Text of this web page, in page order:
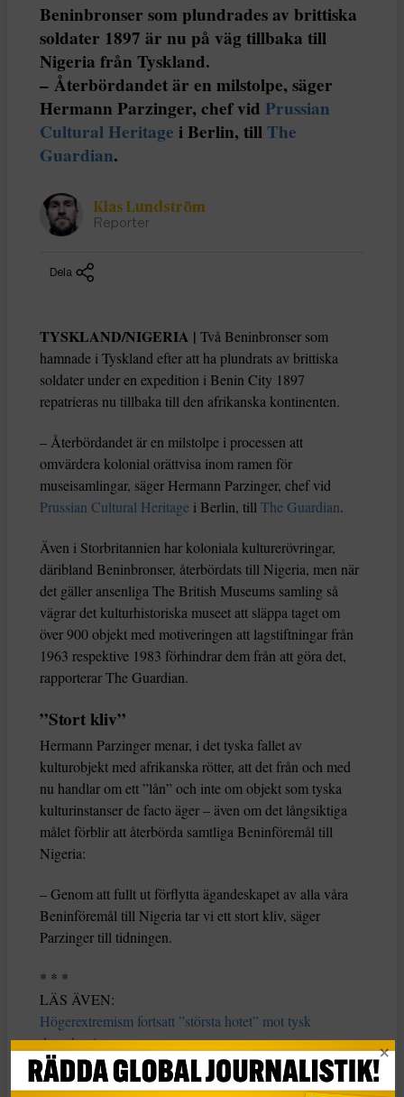
Beninbronser som plundrades av brittiska
soldater 1897 är nu på väg tillbaka till
Nigeria från Tyskland.
– Återbördandet är en milstolpe, säger
Hermann Parzinger, chef vid Prussian
Cultural Heritage i Berlin, till The
Guardian.
Klas Lundström
Reporter
Dela
TYSKLAND/NIGERIA | Två Beninbronser som
hamnade i Tyskland efter att ha plundrats av brittiska
soldater under en expedition i Benin City 1897
repatrieras nu tillbaka till den afrikanska kontinenten.
– Återbördandet är en milstolpe i processen att
omvärdera kolonial orättvisa inom ramen för
museisamlingar, säger Hermann Parzinger, chef vid
Prussian Cultural Heritage i Berlin, tillThe Guardian.
Även i Storbritannien har koloniala kulturerövringar,
däribland Beninbronser, återbördats till Nigeria, men när
det gäller ansenliga The British Museums samling så
vägrar det kulturhistoriska museet att släppa taget om
över 900 objekt med motiveringen att lagstiftningar från
1963 respektive 1983 förhindrar dem från att göra det,
rapporterar The Guardian.
”Stort kliv”
Hermann Parzinger menar, i det tyska fallet av
kulturobjekt med afrikanska rötter, att det från och med
nu handlar om ett ”lån” och inte om objekt som tyska
kulturinstanser de facto äger – även om det långsiktiga
målet förblir att återbörda samtliga Beninföremål till
Nigeria:
– Genom att fullt ut förflytta ägandeskapet av alla våra
Beninföremål till Nigeria tar vi ett stort kliv, säger
Parzinger till tidningen.
* * *
LÄS ÄVEN:
Högerextremism fortsatt ”största hotet” mot tysk
demokrati
IS-trogen grupp i Nigeria stärkt efter att rival rapporterats
död